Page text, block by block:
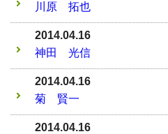
川原 拓也
2014.04.16
神田 光信
2014.04.16
菊 賢一
2014.04.16